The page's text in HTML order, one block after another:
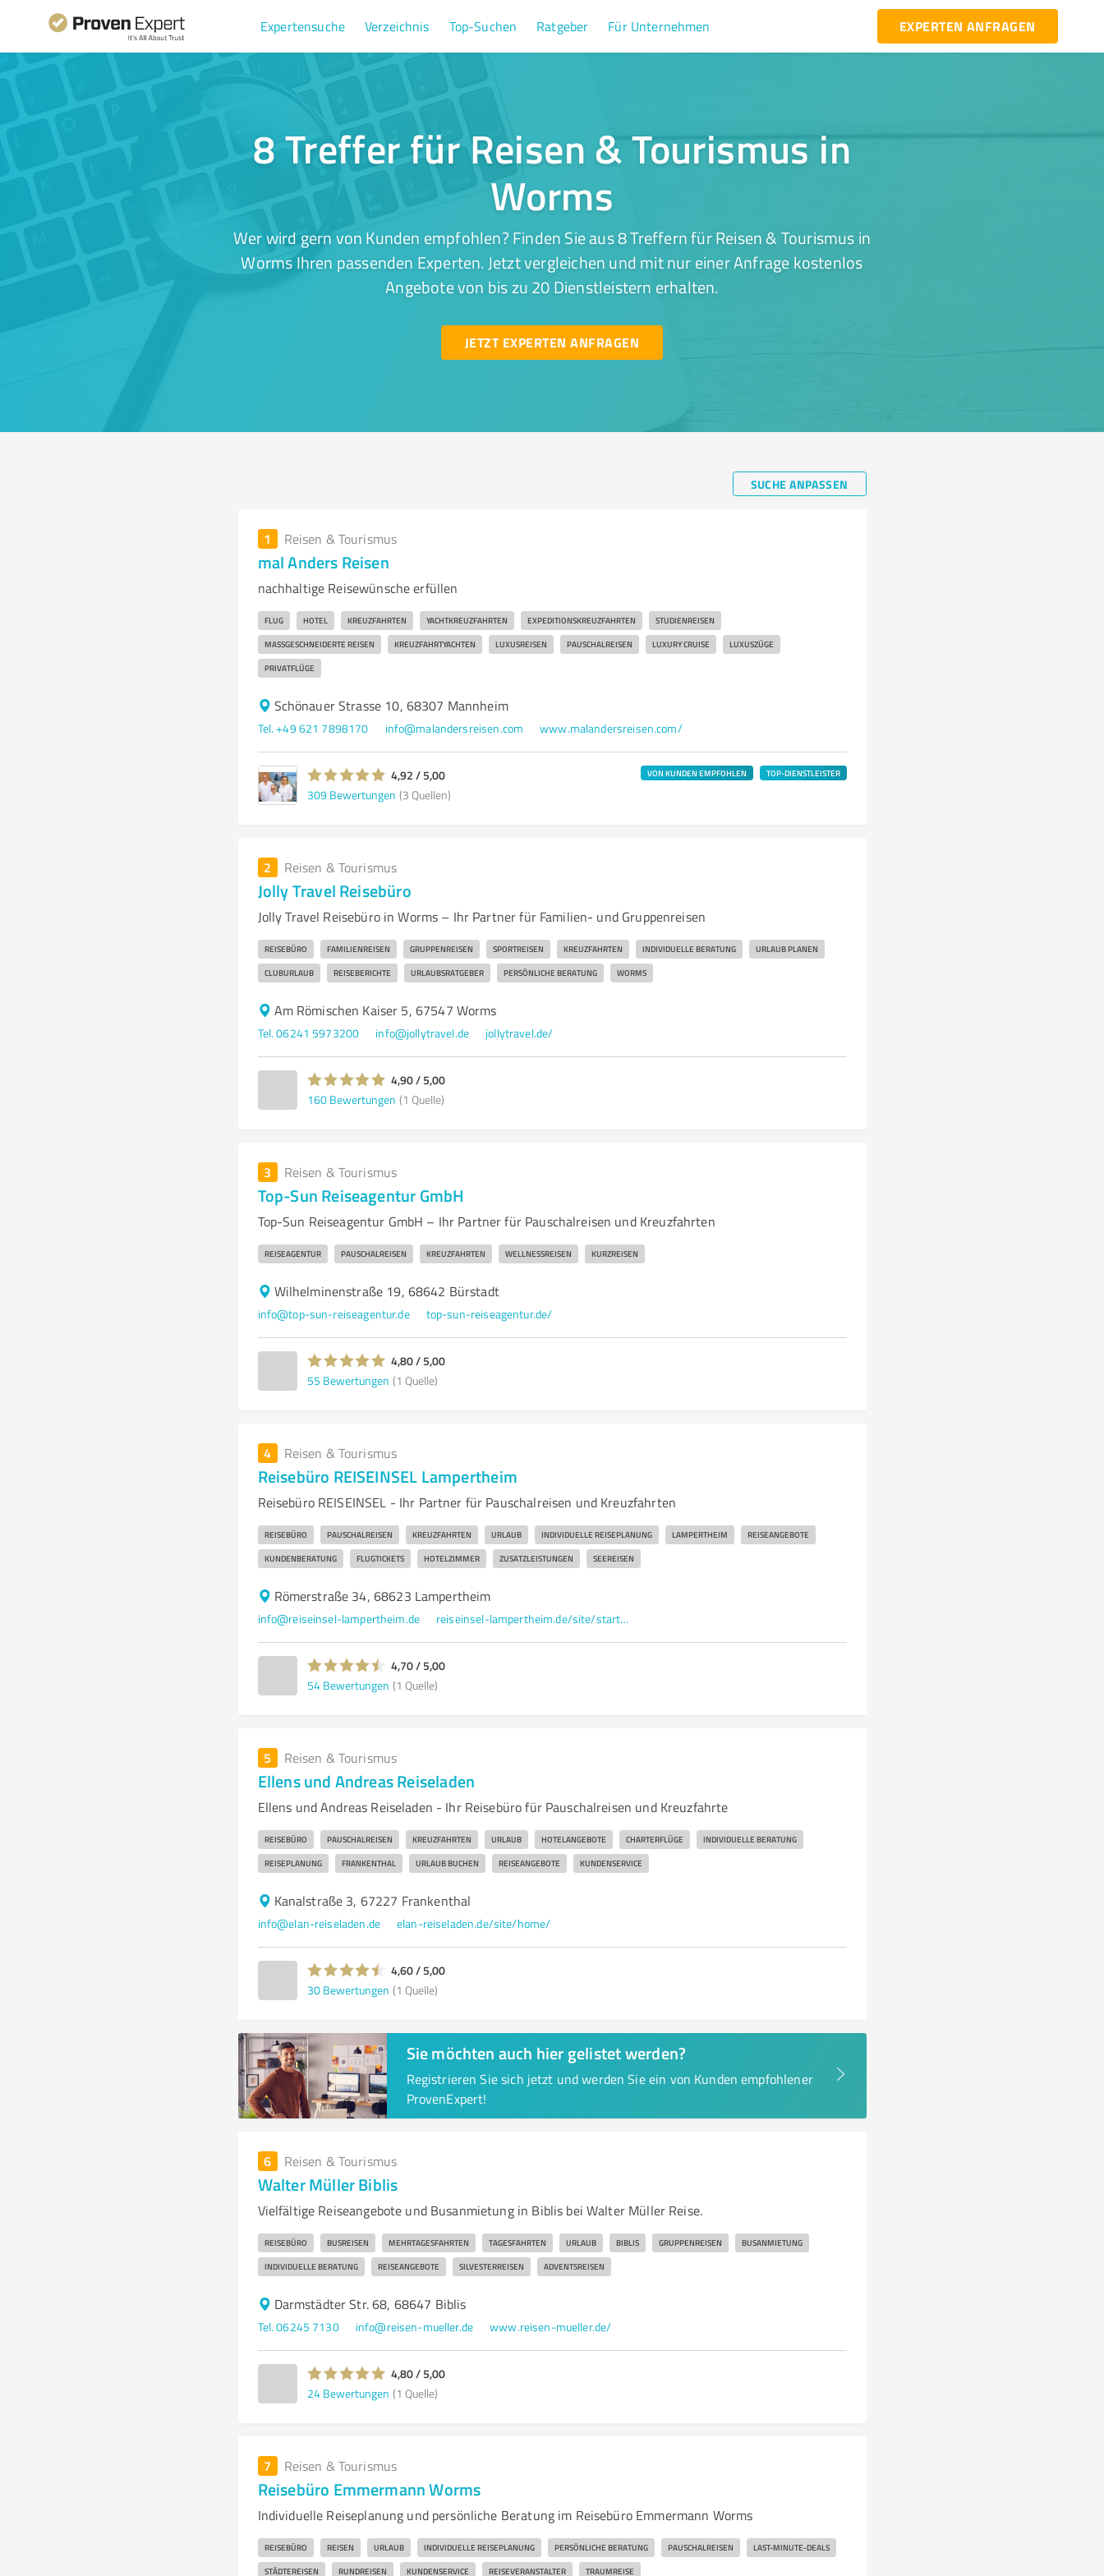
Expertensuche Verzeichnis Top-Suchen Ratgeber Für Unternehmen EXPERTEN ANFRAGEN
8 Treffer für Reisen & Tourismus in
Worms
Wer wird gern von Kunden empfohlen? Finden Sie aus 8 Treffern für Reisen & Tourismus in
Worms Ihren passenden Experten. Jetzt vergleichen und mit nur einer Anfrage kostenlos
Angebote von bis zu 20 Dienstleistern erhalten.
JETZT EXPERTEN ANFRAGEN
SUCHE ANPASSEN
1 Reisen & Tourismus
mal Anders Reisen
nachhaltige Reisewünsche erfüllen
FLUG HOTEL KREUZFAHRTEN YACHTKREUZFAHRTEN EXPEDITIONSKREUZFAHRTEN STUDIENREISEN
MASSGESCHNEIDERTE REISEN KREUZFAHRTYACHTEN LUXUSREISEN PAUSCHALREISEN LUXURY CRUISE LUXUSZÜGE
PRIVATFLÜGE
Schönauer Strasse 10, 68307 Mannheim
Tel. +49 621 7898170 info@malandersreisen.com www.malandersreisen.com/
4,92 / 5,00
309 Bewertungen (3 Quellen)
VON KUNDEN EMPFOHLEN TOP-DIENSTLEISTER
2 Reisen & Tourismus
Jolly Travel Reisebüro
Jolly Travel Reisebüro in Worms – Ihr Partner für Familien- und Gruppenreisen
REISEBÜRO FAMILIENREISEN GRUPPENREISEN SPORTREISEN KREUZFAHRTEN INDIVIDUELLE BERATUNG URLAUB PLANEN
CLUBURLAUB REISEBERICHTE URLAUBSRATGEBER PERSÖNLICHE BERATUNG WORMS
Am Römischen Kaiser 5, 67547 Worms
Tel. 06241 5973200 info@jollytravel.de jollytravel.de/
4,90 / 5,00
160 Bewertungen (1 Quelle)
3 Reisen & Tourismus
Top-Sun Reiseagentur GmbH
Top-Sun Reiseagentur GmbH – Ihr Partner für Pauschalreisen und Kreuzfahrten
REISEAGENTUR PAUSCHALREISEN KREUZFAHRTEN WELLNESSREISEN KURZREISEN
Wilhelminenstraße 19, 68642 Bürstadt
info@top-sun-reiseagentur.de top-sun-reiseagentur.de/
4,80 / 5,00
55 Bewertungen (1 Quelle)
4 Reisen & Tourismus
Reisebüro REISEINSEL Lampertheim
Reisebüro REISEINSEL - Ihr Partner für Pauschalreisen und Kreuzfahrten
REISEBÜRO PAUSCHALREISEN KREUZFAHRTEN URLAUB INDIVIDUELLE REISEPLANUNG LAMPERTHEIM REISEANGEBOTE
KUNDENBERATUNG FLUGTICKETS HOTELZIMMER ZUSATZLEISTUNGEN SEEREISEN
Römerstraße 34, 68623 Lampertheim
info@reiseinsel-lampertheim.de reiseinsel-lampertheim.de/site/startseite/
4,70 / 5,00
54 Bewertungen (1 Quelle)
5 Reisen & Tourismus
Ellens und Andreas Reiseladen
Ellens und Andreas Reiseladen - Ihr Reisebüro für Pauschalreisen und Kreuzfahrte
REISEBÜRO PAUSCHALREISEN KREUZFAHRTEN URLAUB HOTELANGEBOTE CHARTERFLÜGE INDIVIDUELLE BERATUNG
REISEPLANUNG FRANKENTHAL URLAUB BUCHEN REISEANGEBOTE KUNDENSERVICE
Kanalstraße 3, 67227 Frankenthal
info@elan-reiseladen.de elan-reiseladen.de/site/home/
4,60 / 5,00
30 Bewertungen (1 Quelle)
Sie möchten auch hier gelistet werden?
Registrieren Sie sich jetzt und werden Sie ein von Kunden empfohlener
ProvenExpert!
6 Reisen & Tourismus
Walter Müller Biblis
Vielfältige Reiseangebote und Busanmietung in Biblis bei Walter Müller Reise.
REISEBÜRO BUSREISEN MEHRTAGESFAHRTEN TAGESFAHRTEN URLAUB BIBLIS GRUPPENREISEN BUSANMIETUNG
INDIVIDUELLE BERATUNG REISEANGEBOTE SILVESTERREISEN ADVENTSREISEN
Darmstädter Str. 68, 68647 Biblis
Tel. 06245 7130 info@reisen-mueller.de www.reisen-mueller.de/
4,80 / 5,00
24 Bewertungen (1 Quelle)
7 Reisen & Tourismus
Reisebüro Emmermann Worms
Individuelle Reiseplanung und persönliche Beratung im Reisebüro Emmermann Worms
REISEBÜRO REISEN URLAUB INDIVIDUELLE REISEPLANUNG PERSÖNLICHE BERATUNG PAUSCHALREISEN LAST-MINUTE-DEALS
STÄDTEREISEN RUNDREISEN KUNDENSERVICE REISEVERANSTALTER TRAUMREISE